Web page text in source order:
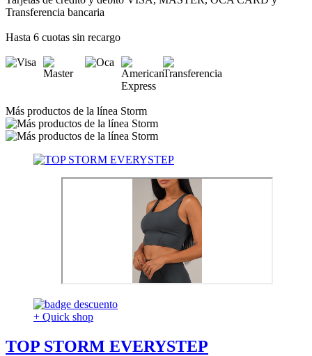
Transferencia bancaria
Hasta 6 cuotas sin recargo
Más productos de la línea Storm
+ Quick shop
TOP STORM EVERYSTEP